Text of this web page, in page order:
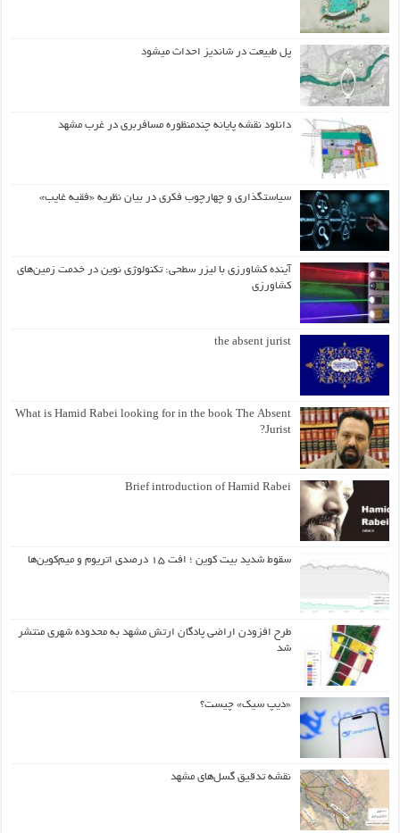
پل طبیعت در شاندیز احداث میشود
دانلود نقشه پایانه چندمنظوره مسافربری در غرب مشهد
سیاستگذاری و چهارچوب فکری در بیان نظریه «فقیه غایب»
آینده کشاورزی با لیزر سطحی: تکنولوژی نوین در خدمت زمین‌های
کشاورزی
the absent jurist
What is Hamid Rabei looking for in the book The Absent
Jurist?
Brief introduction of Hamid Rabei
سقوط شدید بیت کوین ؛ افت ۱۵ درصدی اتریوم و میم‌کوین‌ها
طرح افزودن اراضی پادگان ارتش مشهد به محدوده شهری منتشر
شد
«دیپ سیک» چیست؟
نقشه تدقیق گسل‌های مشهد